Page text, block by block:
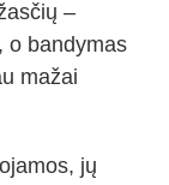
–
o bandymas
mažai
jų